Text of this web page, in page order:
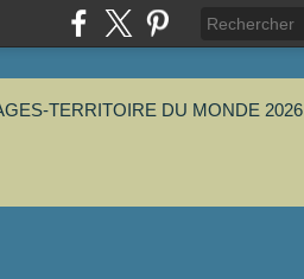
TERRITOIRE DU MONDE 2026